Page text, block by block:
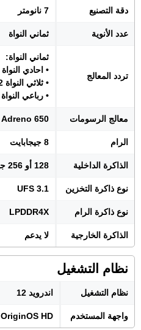
دقة التصنيع 7 نانومتر
عدد الأنوية ثماني النواة
تردد المعالج
ثماني النواة:
• احادي النواة 3.2 جيجاهرتز
• ثلاثي النواة 2.42 جيجاهرتز
• رباعي النواة 1.80 جيجاهرتز
معالج الرسومات Adreno 650
الرام 8 جيجابايت
الذاكرة الداخلية 128 أو 256 جيجابايت
نوع ذاكرة التخزين UFS 3.1
نوع ذاكرة الرام LPDDR4X
الذاكرة الخارجية لا يدعم
نظام التشغيل
نظام التشغيل اندرويد 12
واجهة المستخدم OriginOS HD